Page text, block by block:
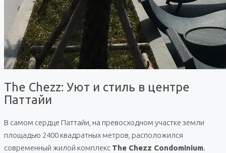
The Chezz: Уют и стиль в центре
Паттайи
В самом сердце Паттайи, на превосходном участке земли
площадью 2400 квадратных метров, расположился
современный жилой комплекс The Chezz Condominium.